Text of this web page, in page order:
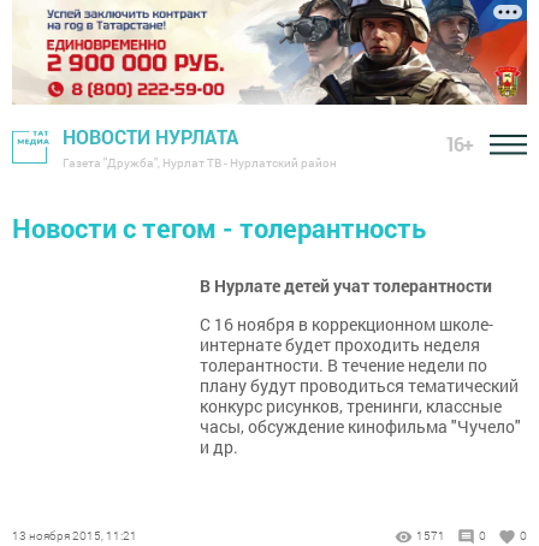
НОВОСТИ НУРЛАТА
Газета "Дружба", Нурлат ТВ - Нурлатский район
16+
Новости с тегом - толерантность
В Нурлате детей учат толерантности
С 16 ноября в коррекционном школе-
интернате будет проходить неделя
толерантности. В течение недели по
плану будут проводиться тематический
конкурс рисунков, тренинги, классные
часы, обсуждение кинофильма "Чучело"
и др.
13 ноября 2015, 11:21 1571 0 0